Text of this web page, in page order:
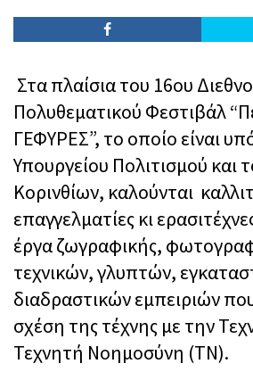
Στα πλαίσια του 16ου
Πολυθεματικού Φεστιβάλ
ΓΕΦΥΡΕΣ”, το οποίο είναι
Υπουργείου Πολιτισμού και
Κορινθίων, καλούνται
επαγγελματίες κι
έργα ζωγραφικής,
τεχνικών, γλυπτών,
διαδραστικών εμπειριών
σχέση της τέχνης με την
Τεχνητή Νοημοσύνη (ΤΝ).